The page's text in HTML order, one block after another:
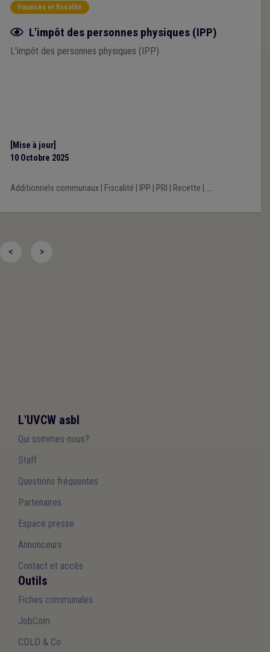
Finances et fiscalité
Fiche focus
L'impôt des personnes physiques (IPP)
L'impôt des personnes physiques (IPP)
[Mise à jour]
10 Octobre 2025
Additionnels communaux| Fiscalité IPP PRI Recette ...
< >
L'UVCW asbl
Qui sommes-nous?
Staff
Questions fréquentes
Partenaires
Espace presse
Annonceurs
Contact et accès
Outils
Fiches communales
JobCom
CDLD & Co